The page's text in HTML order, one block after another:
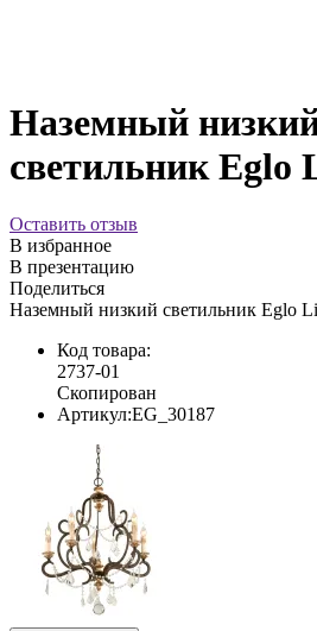
Наземный
светильник Eglo
Оставить отзыв
В избранное
В презентацию
Поделиться
Наземный низкий светильник Eglo
Код товара:
2737-01
Скопирован
Артикул:EG_30187